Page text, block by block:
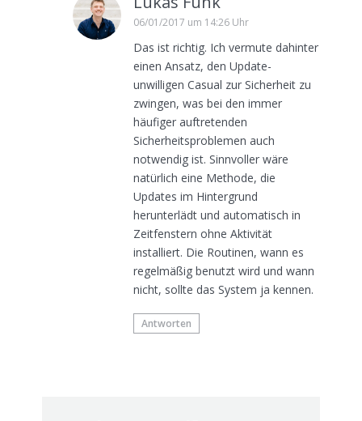
06/01/2017 um 14:26 Uhr
Das ist richtig. Ich vermute dahinter
einen Ansatz, den Update-
unwilligen Casual zur Sicherheit zu
zwingen, was bei den immer
häufiger auftretenden
Sicherheitsproblemen auch
notwendig ist. Sinnvoller wäre
natürlich eine Methode, die
Updates im Hintergrund
herunterlädt und automatisch in
Zeitfenstern ohne Aktivität
installiert. Die Routinen, wann es
regelmäßig benutzt wird und wann
nicht, sollte das System ja kennen.
Antworten